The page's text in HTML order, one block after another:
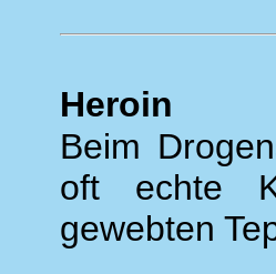
Heroin
Beim
oft echte
gewebten